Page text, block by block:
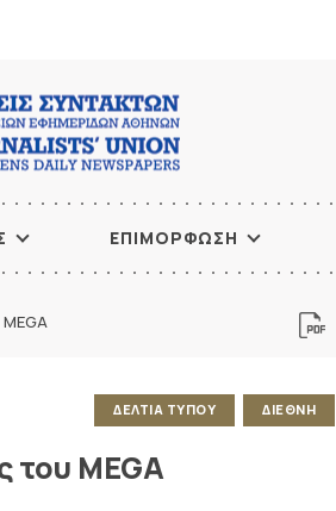
ΕΠΙΜΟΡΦΩΣΗ
ΔΕΛΤΙΑ ΤΥΠΟΥ ΔΙΕΘΝΗ
του MEGA